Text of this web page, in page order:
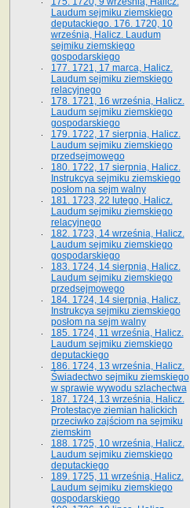
Laudum sejmiku ziemskiego
deputackiego. 176. 1720, 10
września, Halicz. Laudum
sejmiku ziemskiego
gospodarskiego
177. 1721, 17 marca, Halicz.
Laudum sejmiku ziemskiego
relacyjnego
178. 1721, 16 września, Halicz.
Laudum sejmiku ziemskiego
gospodarskiego
179. 1722, 17 sierpnia, Halicz.
Laudum sejmiku ziemskiego
przedsejmowego
180. 1722, 17 sierpnia, Halicz.
Instrukcya sejmiku ziemskiego
posłom na sejm walny
181. 1723, 22 lutego, Halicz.
Laudum sejmiku ziemskiego
relacyjnego
182. 1723, 14 września, Halicz.
Laudum sejmiku ziemskiego
gospodarskiego
183. 1724, 14 sierpnia, Halicz.
Laudum sejmiku ziemskiego
przedsejmowego
184. 1724, 14 sierpnia, Halicz.
Instrukcya sejmiku ziemskiego
posłom na sejm walny
185. 1724, 11 września, Halicz.
Laudum sejmiku ziemskiego
deputackiego
186. 1724, 13 września, Halicz.
Świadectwo sejmiku ziemskiego
w sprawie wywodu szlachectwa
187. 1724, 13 września, Halicz.
Protestacye ziemian halickich
przeciwko zajściom na sejmiku
ziemskim
188. 1725, 10 września, Halicz.
Laudum sejmiku ziemskiego
deputackiego
189. 1725, 11 września, Halicz.
Laudum sejmiku ziemskiego
gospodarskiego